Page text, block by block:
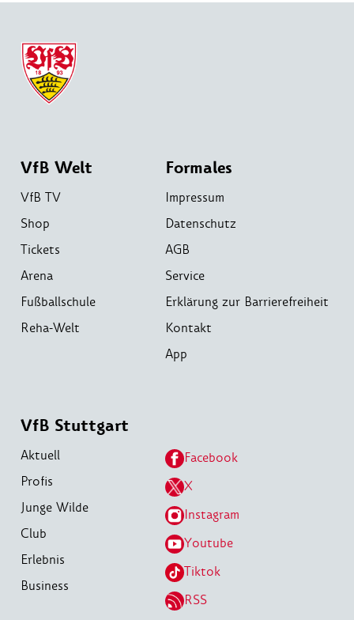
VfB Welt
VfB TV
Shop
Tickets
Arena
Fußballschule
Reha-Welt
Formales
Impressum
Datenschutz
AGB
Service
Erklärung zur Barrierefreiheit
Kontakt
App
VfB Stuttgart
Aktuell
Profis
Junge Wilde
Club
Erlebnis
Business
Facebook
X
Instagram
Youtube
Tiktok
RSS